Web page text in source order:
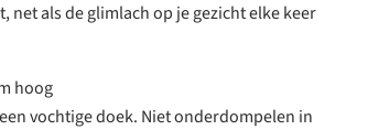
als de glimlach op je gezicht elke keer
hoog
vochtige doek. Niet onderdompelen in